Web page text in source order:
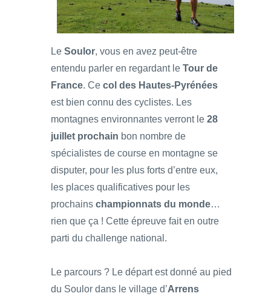
Le Soulor, vous en avez peut-être
entendu parler en regardant le Tour de
France. Ce col des Hautes-Pyrénées
est bien connu des cyclistes. Les
montagnes environnantes verront le 28
juillet prochain bon nombre de
spécialistes de course en montagne se
disputer, pour les plus forts d’entre eux,
les places qualificatives pour les
prochains championnats du monde…
rien que ça ! Cette épreuve fait en outre
parti du challenge national.
Le parcours ? Le départ est donné au pied
du Soulor dans le village d’Arrens